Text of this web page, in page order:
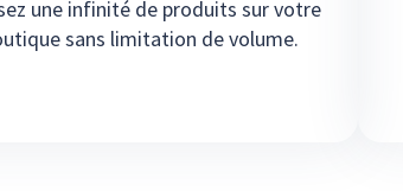
une infinité de produits sur votre
sans limitation de volume.